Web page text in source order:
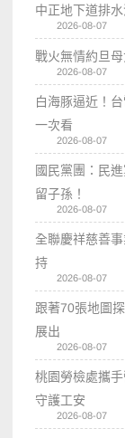
中正地下道排
2026-08-07
戰火無情約旦
2026-08-07
白海豚逼近！
一次看
2026-08-07
國民黨團：民
留子孫！
2026-08-07
全聯慶祥慈善
持
2026-08-07
跟著70張地圖
展出
2026-08-07
桃園勞檢處攜
守護工安
2026-08-07